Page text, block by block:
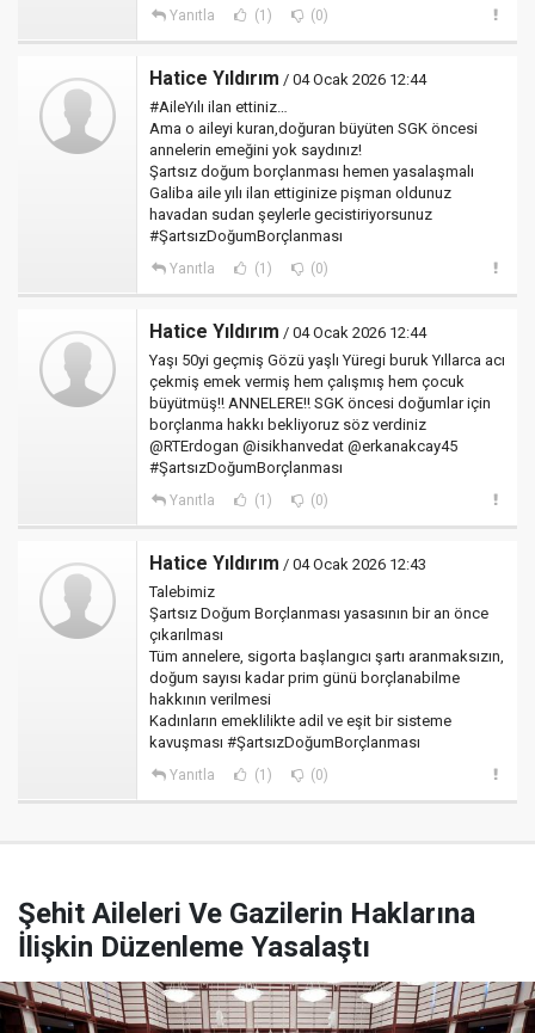
Yanıtla (1) (0)
Hatice Yıldırım / 04 Ocak 2026 12:44
#AileYılı ilan ettiniz…
Ama o aileyi kuran,doğuran büyüten SGK öncesi
annelerin emeğini yok saydınız!
Şartsız doğum borçlanması hemen yasalaşmalı
Galiba aile yılı ilan ettiginize pişman oldunuz
havadan sudan şeylerle gecistiriyorsunuz
#ŞartsızDoğumBorçlanması
Yanıtla (1) (0)
Hatice Yıldırım / 04 Ocak 2026 12:44
Yaşı 50yi geçmiş Gözü yaşlı Yüregi buruk Yıllarca acı
çekmiş emek vermiş hem çalışmış hem çocuk
büyütmüş‼️ ANNELERE‼️ SGK öncesi doğumlar için
borçlanma hakkı bekliyoruz söz verdiniz
@RTErdogan @isikhanvedat @erkanakcay45
#ŞartsızDoğumBorçlanması
Yanıtla (1) (0)
Hatice Yıldırım / 04 Ocak 2026 12:43
Talebimiz
Şartsız Doğum Borçlanması yasasının bir an önce
çıkarılması
Tüm annelere, sigorta başlangıcı şartı aranmaksızın,
doğum sayısı kadar prim günü borçlanabilme
hakkının verilmesi
Kadınların emeklilikte adil ve eşit bir sisteme
kavuşması #ŞartsızDoğumBorçlanması
Yanıtla (1) (0)
Şehit Aileleri Ve Gazilerin Haklarına
İlişkin Düzenleme Yasalaştı